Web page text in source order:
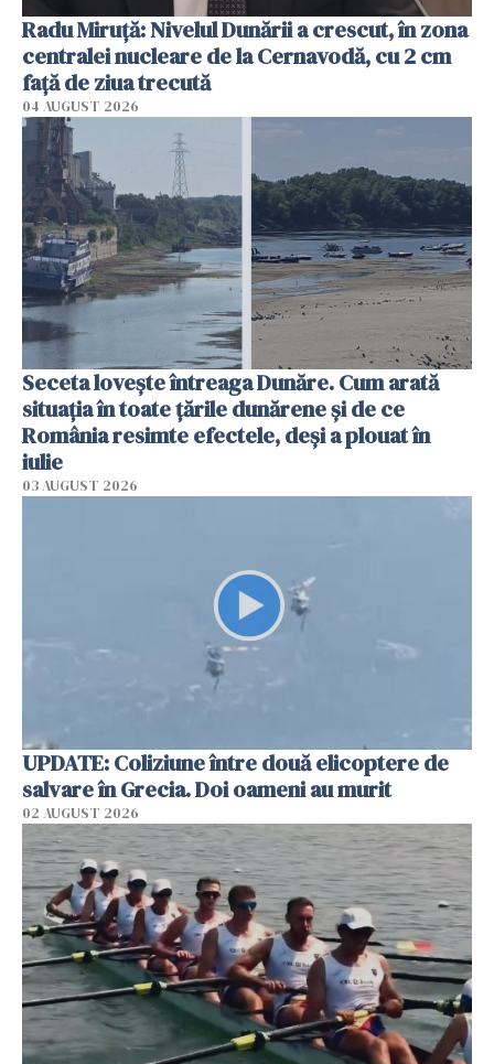
Radu Miruţă: Nivelul Dunării a crescut, în zona
centralei nucleare de la Cernavodă, cu 2 cm
faţă de ziua trecută
04 AUGUST 2026
Seceta lovește întreaga Dunăre. Cum arată
situația în toate țările dunărene și de ce
România resimte efectele, deși a plouat în
iulie
03 AUGUST 2026
UPDATE: Coliziune între două elicoptere de
salvare în Grecia. Doi oameni au murit
02 AUGUST 2026